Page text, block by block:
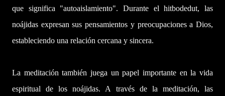
que significa "autoaislamiento". Durante el hitbodedut, las
noájidas expresan sus pensamientos y preocupaciones a Dios,
estableciendo una relación cercana y sincera.
La meditación también juega un papel importante en la vida
espiritual de los noájidas. A través de la meditación, las